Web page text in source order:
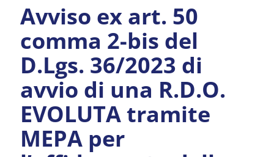
Avviso ex art. 50
comma 2-bis del
D.Lgs. 36/2023 di
avvio di una R.D.O.
EVOLUTA tramite
MEPA per